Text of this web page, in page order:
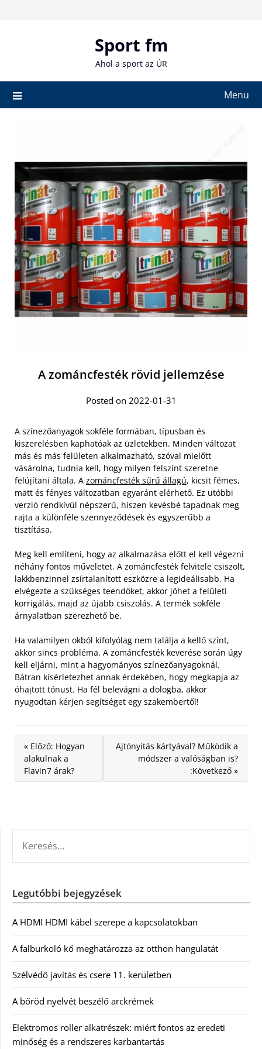
Sport fm
Ahol a sport az ÚR
Menu
A zománcfesték rövid jellemzése
Posted on 2022-01-31
A színezőanyagok sokféle formában, típusban és
kiszerelésben kaphatóak az üzletekben. Minden változat
más és más felületen alkalmazható, szóval mielőtt
vásárolna, tudnia kell, hogy milyen felszínt szeretne
felújítani általa. A zománcfesték sűrű állagú, kicsit fémes,
matt és fényes változatban egyaránt elérhető. Ez utóbbi
verzió rendkívül népszerű, hiszen kevésbé tapadnak meg
rajta a különféle szennyeződések és egyszerűbb a
tisztítása.
Meg kell említeni, hogy az alkalmazása előtt el kell végezni
néhány fontos műveletet. A zománcfesték felvitele csiszolt,
lakkbenzinnel zsírtalanított eszközre a legideálisabb. Ha
elvégezte a szükséges teendőket, akkor jöhet a felületi
korrigálás, majd az újabb csiszolás. A termék sokféle
árnyalatban szerezhető be.
Ha valamilyen okból kifolyólag nem találja a kellő színt,
akkor sincs probléma. A zománcfesték keverése során úgy
kell eljárni, mint a hagyományos színezőanyagoknál.
Bátran kísérletezhet annak érdekében, hogy megkapja az
óhajtott tónust. Ha fél belevágni a dologba, akkor
nyugodtan kérjen segítséget egy szakembertől!
« Előző: Hogyan
alakulnak a
Flavin7 árak?
Ajtónyitás kártyával? Működik a
módszer a valóságban is?
:Következő »
Legutóbbi bejegyzések
A HDMI HDMI kábel szerepe a kapcsolatokban
A falburkoló kő meghatározza az otthon hangulatát
Szélvédő javítás és csere 11. kerületben
A bőröd nyelvét beszélő arckrémek
Elektromos roller alkatrészek: miért fontos az eredeti
minőség és a rendszeres karbantartás